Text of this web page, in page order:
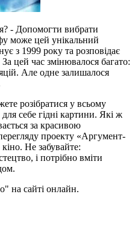
- Допомогти вибрати
може цей унікальний
з 1999 року та розповідає
цей час змінювалося багато:
Але одне залишалося
розібратися у всьому
для себе гідні картини. Які ж
за красивою
проекту «Аргумент-
Не забувайте:
і потрібно вміти
на сайті онлайн.